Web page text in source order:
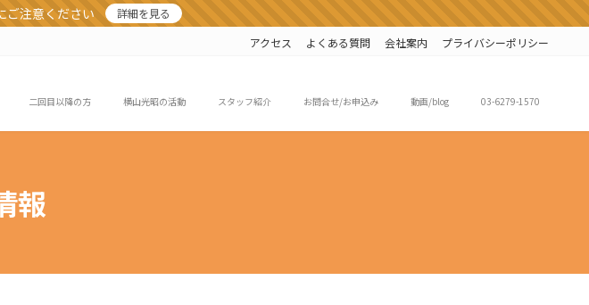
ご注意ください
詳細を見る
アクセス よくある質問 会社案内 プライバシーポリシー
二回目以降の方 横山光昭の活動 スタッフ紹介 お問合せ/お申込み 動画/blog 03-6279-1570
報